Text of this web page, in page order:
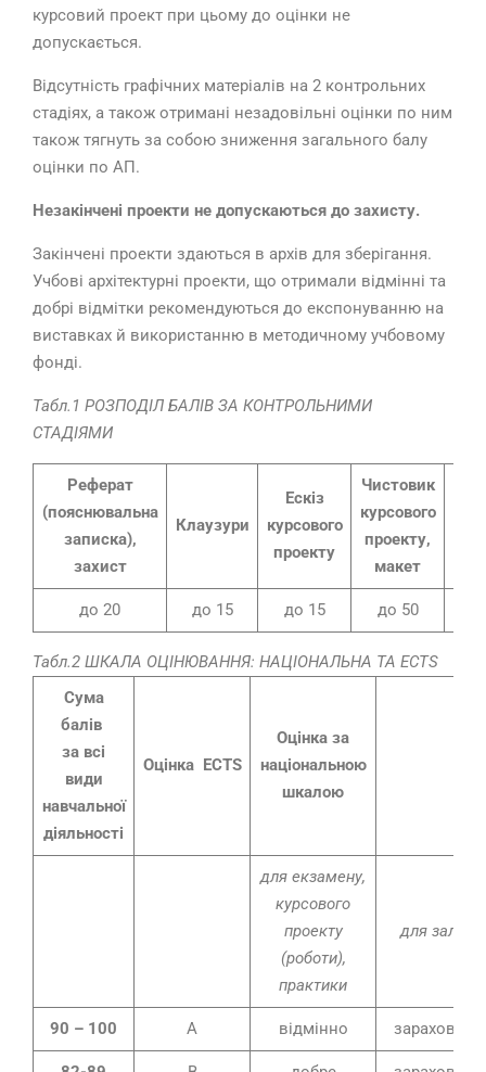
курсовий проект при цьому до оцінки не
допускається.
Відсутність графічних матеріалів на 2 контрольних
стадіях, а також отримані незадовільні оцінки по ним
також тягнуть за собою зниження загального балу
оцінки по АП.
Незакінчені проекти не допускаються до захисту.
Закінчені проекти здаються в архів для зберігання.
Учбові архітектурні проекти, що отримали відмінні та
добрі відмітки рекомендуються до експонуванню на
виставках й використанню в методичному учбовому
фонді.
Табл.1 РОЗПОДІЛ БАЛІВ ЗА КОНТРОЛЬНИМИ
СТАДІЯМИ
Реферат
(пояснювальна
записка),
захист
Клаузури
Ескіз
курсового
проекту
Чистовик
курсового
проекту,
макет
до 20 до 15 до 15 до 50
Табл.2 ШКАЛА ОЦІНЮВАННЯ: НАЦІОНАЛЬНА ТА ECTS
Сума
балів
за всі
види
навчальної
діяльності
Оцінка ECTS
Оцінка за
національною
шкалою
для екзамену,
курсового
проекту
(роботи),
практики
для заліку
90 – 100 A відмінно зараховано